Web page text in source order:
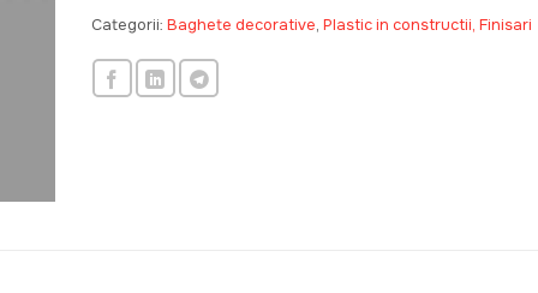
Categorii: Baghete decorative, Plastic in constructii, Finisari